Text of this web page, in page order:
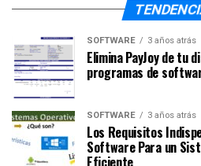
SOFTWARE 3 años atrás
Elimina PayJoy de tu
programas de
SOFTWARE 3 años atrás
Los Requisitos
Software Para un
Eficiente